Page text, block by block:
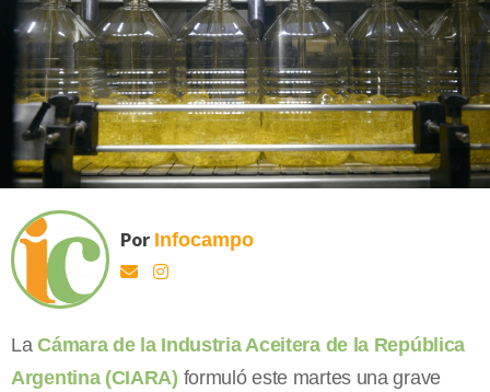
Por Infocampo
LaCámara de la Industria Aceitera de la República
Argentina (CIARA) formuló este martes una grave